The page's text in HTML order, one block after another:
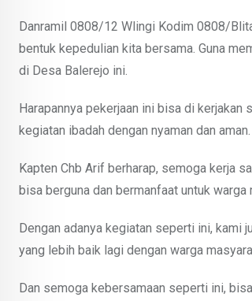
Danramil 0808/12 Wlingi Kodim 0808/
bentuk kepedulian kita bersama. Guna
di Desa Balerejo ini.
Harapannya pekerjaan ini bisa di
kegiatan ibadah dengan nyaman dan aman.
Kapten Chb Arif berharap, semoga kerja
bisa berguna dan bermanfaat untuk
Dengan adanya kegiatan seperti ini, kami
yang lebih baik lagi dengan warga
Dan semoga kebersamaan seperti ini,